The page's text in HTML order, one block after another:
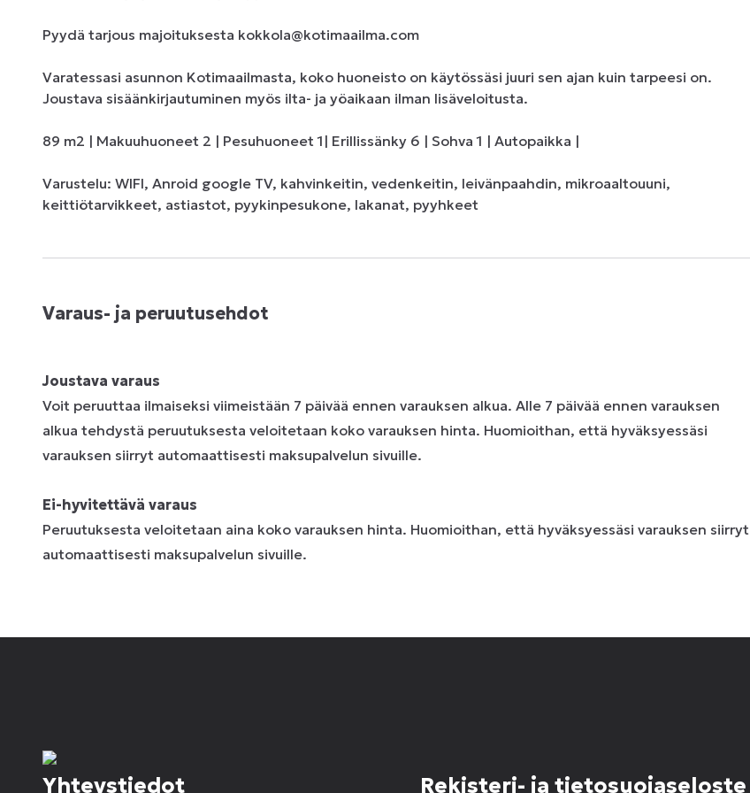
Pyydä tarjous majoituksesta kokkola@kotimaailma.com
Varatessasi asunnon Kotimaailmasta, koko huoneisto on käytössäsi juuri sen ajan kuin tarpeesi on.
Joustava sisäänkirjautuminen myös ilta- ja yöaikaan ilman lisäveloitusta.
89 m2 | Makuuhuoneet 2 | Pesuhuoneet 1| Erillissänky 6 | Sohva 1 | Autopaikka |
Varustelu: WIFI, Anroid google TV, kahvinkeitin, vedenkeitin, leivänpaahdin, mikroaaltouuni,
keittiötarvikkeet, astiastot, pyykinpesukone, lakanat, pyyhkeet
Varaus- ja peruutusehdot
Joustava varaus
Voit peruuttaa ilmaiseksi viimeistään 7 päivää ennen varauksen alkua. Alle 7 päivää ennen varauksen
alkua tehdystä peruutuksesta veloitetaan koko varauksen hinta. Huomioithan, että hyväksyessäsi
varauksen siirryt automaattisesti maksupalvelun sivuille.
Ei-hyvitettävä varaus
Peruutuksesta veloitetaan aina koko varauksen hinta. Huomioithan, että hyväksyessäsi varauksen siirryt
automaattisesti maksupalvelun sivuille.
Yhteystiedot Rekisteri- ja tietosuojaseloste